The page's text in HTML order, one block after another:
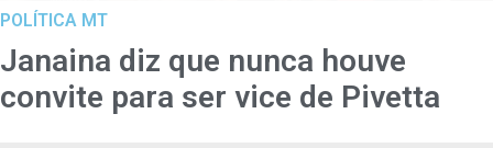
POLÍTICA MT
Janaina diz que nunca houve
convite para ser vice de Pivetta